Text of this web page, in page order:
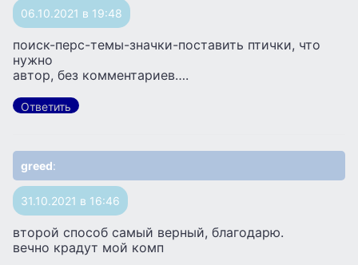
06.10.2021 в 19:48
поиск-перс-темы-значки-поставить птички, что
нужно
автор, без комментариев….
Ответить
greed:
31.10.2021 в 16:46
второй способ самый верный, благодарю.
вечно крадут мой комп